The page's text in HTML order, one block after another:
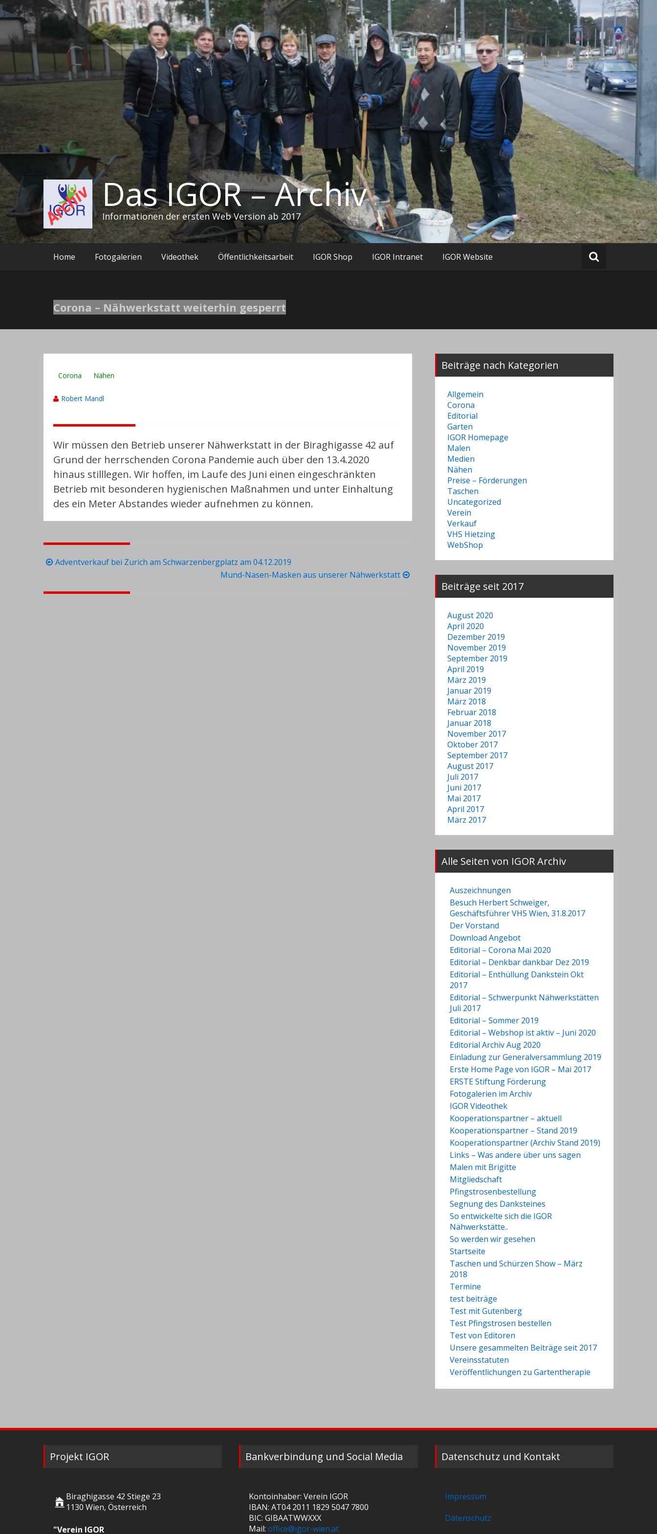
Zum
Inhalt
springen
Das IGOR – Archiv
Informationen der ersten Web Version ab 2017
Home Fotogalerien Videothek Öffentlichkeitsarbeit IGOR Shop IGOR Intranet IGOR Website
Corona – Nähwerkstatt weiterhin gesperrt
Corona Nähen
Robert Mandl
Wir müssen den Betrieb unserer Nähwerkstatt in der Biraghigasse 42 auf
Grund der herrschenden Corona Pandemie auch über den 13.4.2020
hinaus stilllegen. Wir hoffen, im Laufe des Juni einen eingeschränkten
Betrieb mit besonderen hygienischen Maßnahmen und unter Einhaltung
des ein Meter Abstandes wieder aufnehmen zu können.
Beitragsnavigation
Adventverkauf bei Zurich am Schwarzenbergplatz am 04.12.2019
Mund-Nasen-Masken aus unserer Nähwerkstatt
Beiträge nach Kategorien
Allgemein
Corona
Editorial
Garten
IGOR Homepage
Malen
Medien
Nähen
Preise – Förderungen
Taschen
Uncategorized
Verein
Verkauf
VHS Hietzing
WebShop
Beiträge seit 2017
August 2020
April 2020
Dezember 2019
November 2019
September 2019
April 2019
März 2019
Januar 2019
März 2018
Februar 2018
Januar 2018
November 2017
Oktober 2017
September 2017
August 2017
Juli 2017
Juni 2017
Mai 2017
April 2017
März 2017
Alle Seiten von IGOR Archiv
Auszeichnungen
Besuch Herbert Schweiger,
Geschäftsführer VHS Wien, 31.8.2017
Der Vorstand
Download Angebot
Editorial – Corona Mai 2020
Editorial – Denkbar dankbar Dez 2019
Editorial – Enthüllung Dankstein Okt
2017
Editorial – Schwerpunkt Nähwerkstätten
Juli 2017
Editorial – Sommer 2019
Editorial – Webshop ist aktiv – Juni 2020
Editorial Archiv Aug 2020
Einladung zur Generalversammlung 2019
Erste Home Page von IGOR – Mai 2017
ERSTE Stiftung Förderung
Fotogalerien im Archiv
IGOR Videothek
Kooperationspartner – aktuell
Kooperationspartner – Stand 2019
Kooperationspartner (Archiv Stand 2019)
Links – Was andere über uns sagen
Malen mit Brigitte
Mitgliedschaft
Pfingstrosenbestellung
Segnung des Danksteines
So entwickelte sich die IGOR
Nähwerkstätte..
So werden wir gesehen
Startseite
Taschen und Schürzen Show – März
2018
Termine
test beiträge
Test mit Gutenberg
Test Pfingstrosen bestellen
Test von Editoren
Unsere gesammelten Beiträge seit 2017
Vereinsstatuten
Veröffentlichungen zu Gartentherapie
Projekt IGOR
Biraghigasse 42 Stiege 23
1130 Wien, Österreich
"Verein IGOR
Bankverbindung und Social Media
Kontoinhaber: Verein IGOR
IBAN: AT04 2011 1829 5047 7800
BIC: GIBAATWWXXX
Mail:office@igor-wien.at
Datenschutz und Kontakt
Impressum
Datenschutz